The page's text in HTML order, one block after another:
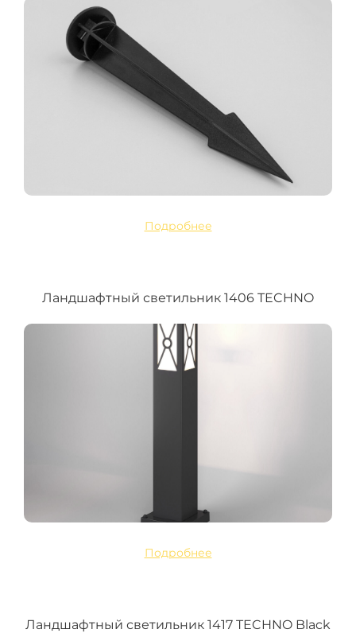
Подробнее
Ландшафтный светильник 1406 TECHNO
Подробнее
Ландшафтный светильник 1417 TECHNO Black